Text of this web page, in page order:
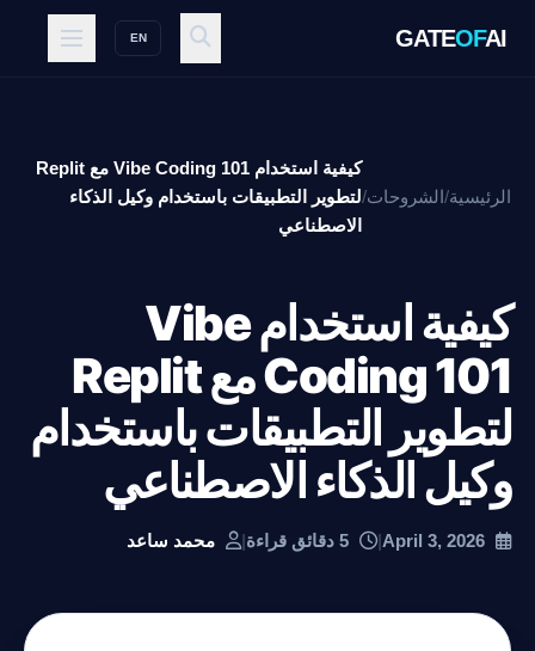
GATEOFAI
EN
الرئيسية/الشروحات/
كيفية استخدام Vibe Coding 101 مع Replit
لتطوير التطبيقات باستخدام وكيل الذكاء
الاصطناعي
كيفية استخدام Vibe
Coding 101 مع Replit
لتطوير التطبيقات باستخدام
وكيل الذكاء الاصطناعي
|
| محمد ساعد